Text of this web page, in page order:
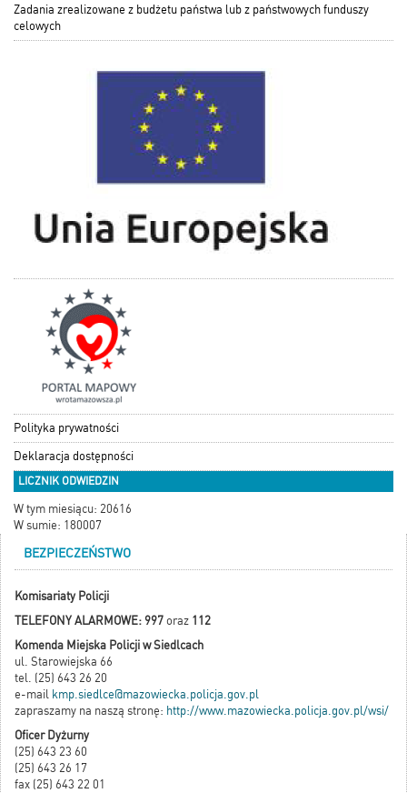
Zadania zrealizowane z budżetu państwa lub z państwowych funduszy
celowych
Polityka prywatności
Deklaracja dostępności
LICZNIK ODWIEDZIN
W tym miesiącu: 20616
W sumie: 180007
BEZPIECZEŃSTWO
Komisariaty Policji
TELEFONY ALARMOWE: 997 oraz 112
Komenda Miejska Policji w Siedlcach
ul. Starowiejska 66
tel. (25) 643 26 20
e-mail kmp.siedlce@mazowiecka.policja.gov.pl
zapraszamy na naszą stronę: http://www.mazowiecka.policja.gov.pl/wsi/
Oficer Dyżurny
(25) 643 23 60
(25) 643 26 17
fax (25) 643 22 01